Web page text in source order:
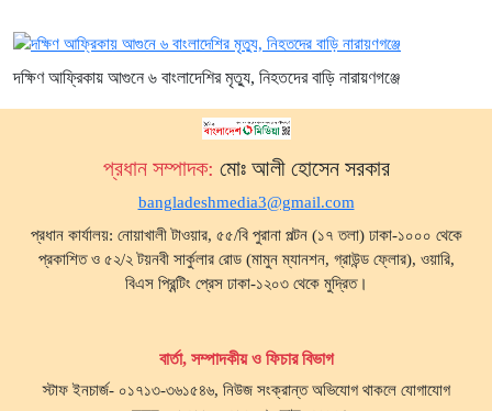
দক্ষিণ আফ্রিকায় আগুনে ৬ বাংলাদেশির মৃত্যু, নিহতদের বাড়ি নারায়ণগঞ্জে
প্রধান সম্পাদক: মোঃ আলী হোসেন সরকার
bangladeshmedia3@gmail.com
প্রধান কার্যালয়: নোয়াখালী টাওয়ার, ৫৫/বি পুরানা পল্টন (১৭ তলা) ঢাকা-১০০০ থেকে
প্রকাশিত ও ৫২/২ টয়নবী সার্কুলার রোড (মামুন ম্যানশন, গ্রাউন্ড ফ্লোর), ওয়ারি,
বিএস প্রিন্টিং প্রেস ঢাকা-১২০৩ থেকে মুদ্রিত।
বার্তা, সম্পাদকীয় ও ফিচার বিভাগ
স্টাফ ইনচার্জ- ০১৭১৩-৩৬১৫৪৬, নিউজ সংক্রান্ত অভিযোগ থাকলে যোগাযোগ